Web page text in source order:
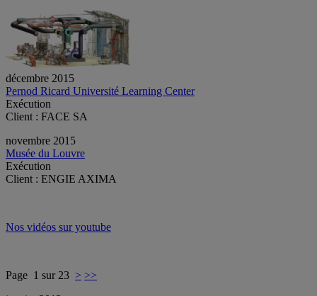
décembre 2015
Pernod Ricard Université Learning Center
Exécution
Client : FACE SA
novembre 2015
Musée du Louvre
Exécution
Client : ENGIE AXIMA
Nos vidéos sur youtube
Page 1 sur 23 > >>